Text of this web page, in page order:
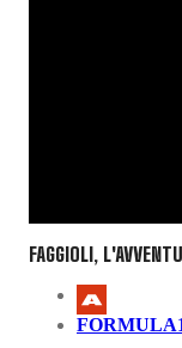
FAGGIOLI,